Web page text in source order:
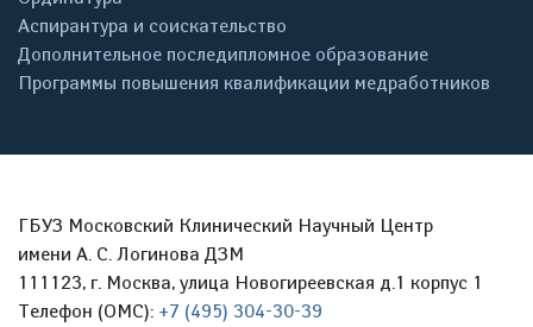
Аспирантура и соискательство
Дополнительное последипломное образование
Программы повышения квалификации медработников
ГБУЗ Московский Клинический Научный Центр
имени А. С. Логинова ДЗМ
111123, г. Москва, улица Новогиреевская д.1 корпус 1
Телефон (ОМС): +7 (495) 304-30-39